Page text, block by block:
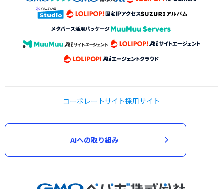
コーポレートサイト採用サイト
AIへの取り組み